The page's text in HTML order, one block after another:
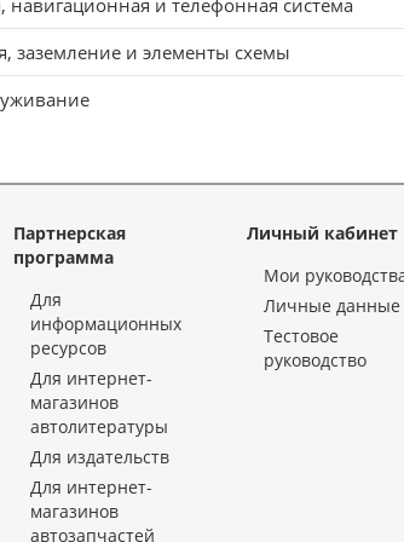
навигационная и телефонная система
заземление и элементы схемы
Партнерская
программа
Для
информационных
ресурсов
Для интернет-
магазинов
автолитературы
Для издательств
Для интернет-
магазинов
автозапчастей
Личный кабинет
Мои
Личные данные
Тестовое
руководство